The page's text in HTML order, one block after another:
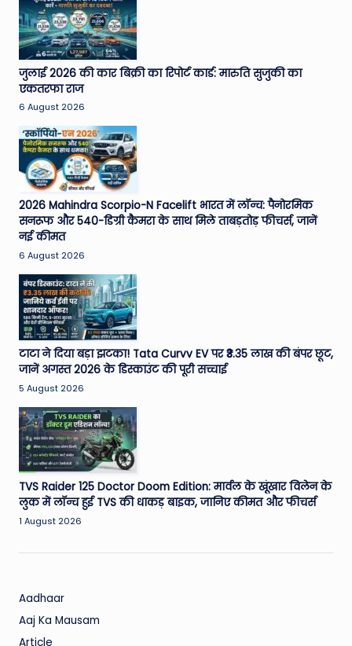
e
w
s
A
ro
u
n
d
T
h
e
W
o
rl
d
जुलाई 2026 की कार बिक्री का रिपोर्ट कार्ड: मारुति सुजुकी का
एकतरफा राज
6 August 2026
2026 Mahindra Scorpio-N Facelift भारत में लॉन्च: पैनोरमिक
सनरूफ और 540-डिग्री कैमरा के साथ मिले ताबड़तोड़ फीचर्स, जानें
नई कीमत
6 August 2026
टाटा ने दिया बड़ा झटका! Tata Curvv EV पर ₹3.35 लाख की बंपर छूट,
जानें अगस्त 2026 के डिस्काउंट की पूरी सच्चाई
5 August 2026
TVS Raider 125 Doctor Doom Edition: मार्वल के खूंखार विलेन के
लुक में लॉन्च हुई TVS की धाकड़ बाइक, जानिए कीमत और फीचर्स
1 August 2026
Aadhaar
Aaj Ka Mausam
Article